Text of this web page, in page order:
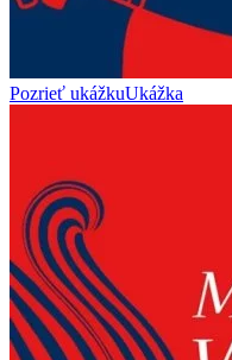
Pozrieť ukážkuUkážka